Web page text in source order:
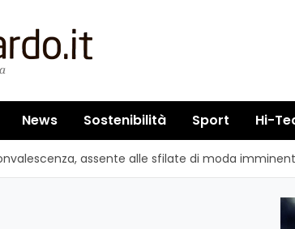
News Sostenibilità Sport Hi-
assente alle sfilate di moda